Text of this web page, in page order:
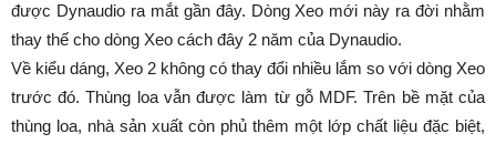
được Dynaudio ra mắt gần đây. Dòng Xeo mới này ra đời nhằm
thay thế cho dòng Xeo cách đây 2 năm của Dynaudio.
Về kiểu dáng, Xeo 2 không có thay đổi nhiều lắm so với dòng Xeo
trước đó. Thùng loa vẫn được làm từ gỗ MDF. Trên bề mặt của
thùng loa, nhà sản xuất còn phủ thêm một lớp chất liệu đặc biệt,